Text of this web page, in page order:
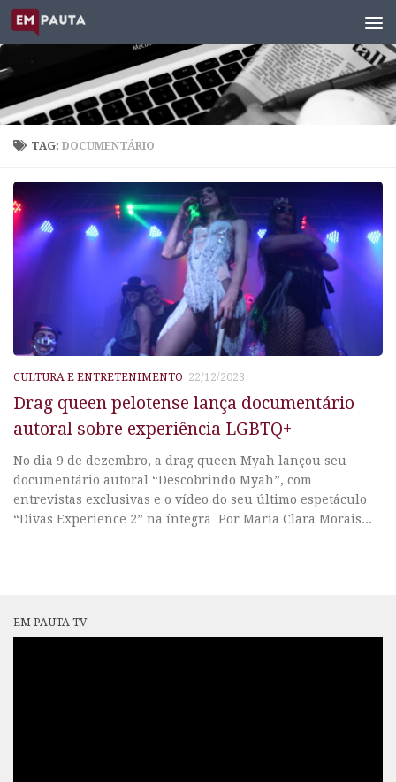
Skip to content
TAG:DOCUMENTÁRIO
CULTURA E ENTRETENIMENTO 22/12/2023
Drag queen pelotense lança documentário
autoral sobre experiência LGBTQ+
No dia 9 de dezembro, a drag queen Myah lançou seu
documentário autoral “Descobrindo Myah”, com
entrevistas exclusivas e o vídeo do seu último espetáculo
“Divas Experience 2” na íntegra Por Maria Clara Morais...
EM PAUTA TV